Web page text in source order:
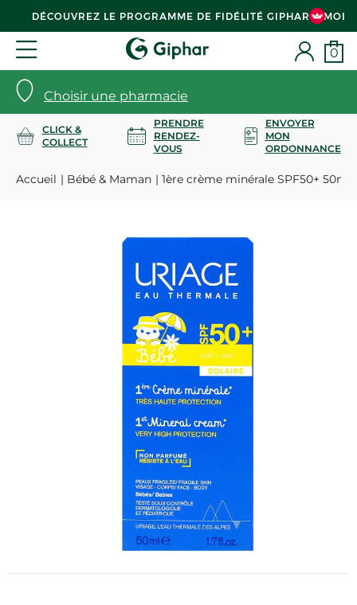
DÉCOUVREZ LE PROGRAMME DE FIDÉLITÉ GIPHAR & MOI
Choisir une pharmacie
0
CLICK &
COLLECT
PRENDRE
RENDEZ-
VOUS
ENVOYER
MON
ORDONNANCE
Accueil Bébé & Maman 1ère crème minérale SPF50+ 50ml